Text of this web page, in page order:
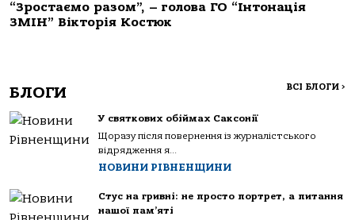
“Зростаємо разом”, – голова ГО “Інтонація
ЗМІН” Вікторія Костюк
БЛОГИ ВСІ БЛОГИ >
У святкових обіймах Саксонії
Щоразу після повернення із журналістського
відрядження я...
НОВИНИ РІВНЕНЩИНИ
Стус на гривні: не просто портрет, а питання
нашої пам’яті